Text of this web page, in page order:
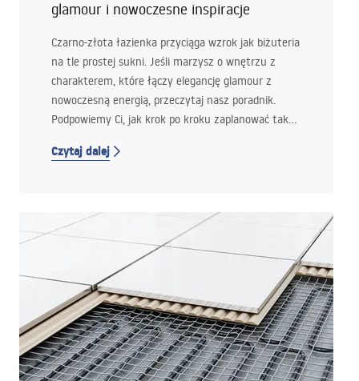
glamour i nowoczesne inspiracje
Czarno-złota łazienka przyciąga wzrok jak biżuteria
na tle prostej sukni. Jeśli marzysz o wnętrzu z
charakterem, które łączy elegancję glamour z
nowoczesną energią, przeczytaj nasz poradnik.
Podpowiemy Ci, jak krok po kroku zaplanować taką
jak dobrać wyposażenie z oferty Łazienka Rea.
Czytaj dalej